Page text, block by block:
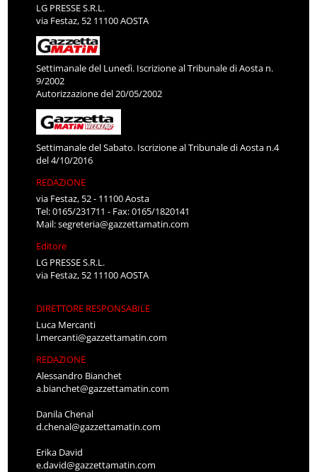
LG PRESSE S.R.L.
via Festaz, 52 11100 AOSTA
Settimanale del Lunedì. Iscrizione al Tribunale di Aosta n.
9/2002
Autorizzazione del 20/05/2002
Settimanale del Sabato. Iscrizione al Tribunale di Aosta n.4
del 4/10/2016
REDAZIONE
via Festaz, 52 - 11100 Aosta
Tel: 0165/231711 - Fax: 0165/1820141
Mail:segreteria@gazzettamatin.com
Editore
LG PRESSE S.R.L.
via Festaz, 52 11100 AOSTA
DIRETTORE RESPONSABILE
Luca Mercanti
l.mercanti@gazzettamatin.com
REDAZIONE
Alessandro Bianchet
a.bianchet@gazzettamatin.com
Danila Chenal
d.chenal@gazzettamatin.com
Erika David
e.david@gazzettamatin.com